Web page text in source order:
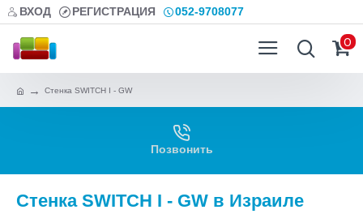
ВХОД РЕГИСТРАЦИЯ 052-9708077
0
Стенка SWITCH I - GW
Позвонить
Стенка SWITCH I - GW в Израиле